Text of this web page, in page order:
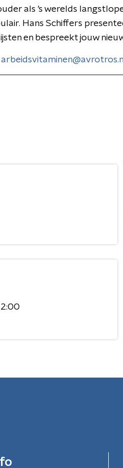
als 's werelds
Hans Schiffers
en bespreekt jouw
arbeidsvitaminen@avrotros.nl